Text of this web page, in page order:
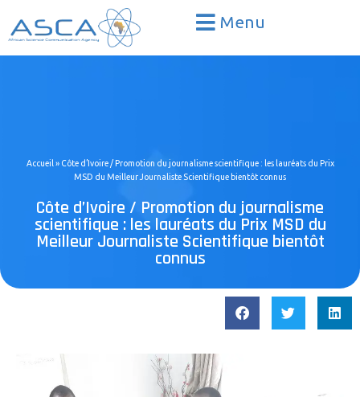
Menu
Accueil » Côte d’Ivoire / Promotion du journalisme scientifique : les lauréats du Prix
MSD du Meilleur Journaliste Scientifique bientôt connus
Côte d’Ivoire / Promotion du journalisme
scientifique : les lauréats du Prix MSD du
Meilleur Journaliste Scientifique bientôt
connus